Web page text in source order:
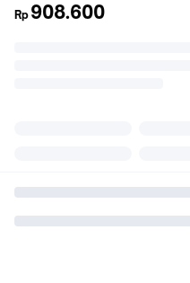
Rp 908.600